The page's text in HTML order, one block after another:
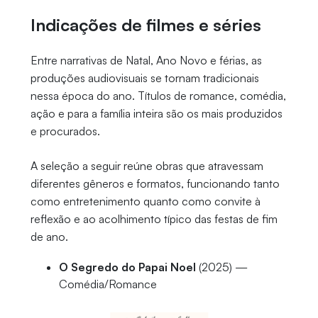
Indicações de filmes e séries
Entre narrativas de Natal, Ano Novo e férias, as
produções audiovisuais se tornam tradicionais
nessa época do ano. Títulos de romance, comédia,
ação e para a família inteira são os mais produzidos
e procurados.
A seleção a seguir reúne obras que atravessam
diferentes gêneros e formatos, funcionando tanto
como entretenimento quanto como convite à
reflexão e ao acolhimento típico das festas de fim
de ano.
O Segredo do Papai Noel (2025) —
Comédia/Romance